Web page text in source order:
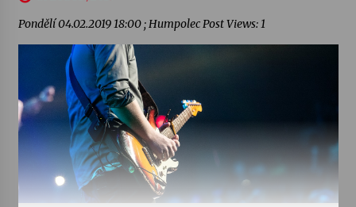
Pondělí 04.02.2019 18:00 ; Humpolec Post Views: 1